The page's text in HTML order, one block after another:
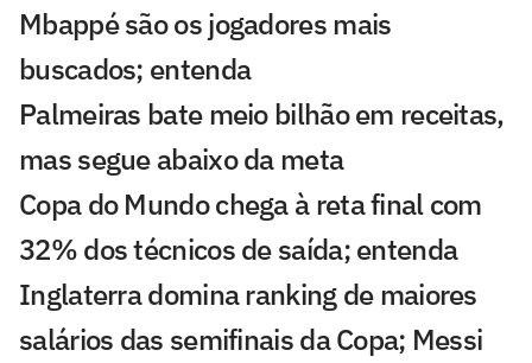
Mbappé são os jogadores mais
buscados; entenda
Palmeiras bate meio bilhão em receitas,
mas segue abaixo da meta
Copa do Mundo chega à reta final com
32% dos técnicos de saída; entenda
Inglaterra domina ranking de maiores
salários das semifinais da Copa; Messi